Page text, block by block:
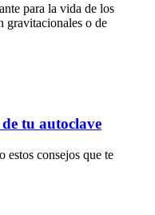
para la vida de los
gravitacionales o de
tu autoclave
estos consejos que te